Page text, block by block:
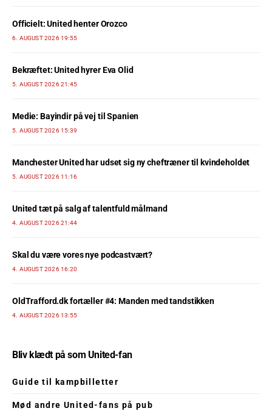
Officielt: United henter Orozco
6. AUGUST 2026 19:55
Bekræftet: United hyrer Eva Olid
5. AUGUST 2026 21:45
Medie: Bayindir på vej til Spanien
5. AUGUST 2026 15:39
Manchester United har udset sig ny cheftræner til kvindeholdet
5. AUGUST 2026 11:16
United tæt på salg af talentfuld målmand
4. AUGUST 2026 21:44
Skal du være vores nye podcastvært?
4. AUGUST 2026 16:20
OldTrafford.dk fortæller #4: Manden med tandstikken
4. AUGUST 2026 13:55
Bliv klædt på som United-fan
Guide til kampbilletter
Mød andre United-fans på pub